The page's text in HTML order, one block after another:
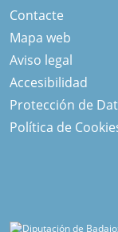
Contacte
Mapa web
Aviso legal
Accesibilidad
Protección de
Política de